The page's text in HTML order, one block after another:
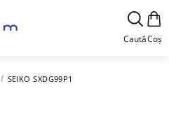
CautăCoș
SEIKO SXDG99P1